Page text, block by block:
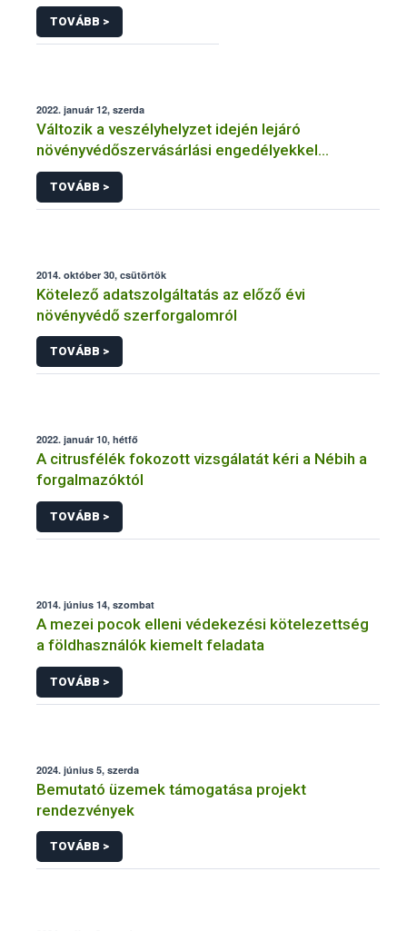
TOVÁBB >
2022. január 12, szerda
Változik a veszélyhelyzet idején lejáró
növényvédőszervásárlási engedélyekkel
kapcsolatos szabályozás
TOVÁBB >
2014. október 30, csütörtök
Kötelező adatszolgáltatás az előző évi
növényvédő szerforgalomról
TOVÁBB >
2022. január 10, hétfő
A citrusfélék fokozott vizsgálatát kéri a Nébih a
forgalmazóktól
TOVÁBB >
2014. június 14, szombat
A mezei pocok elleni védekezési kötelezettség
a földhasználók kiemelt feladata
TOVÁBB >
2024. június 5, szerda
Bemutató üzemek támogatása projekt
rendezvények
TOVÁBB >